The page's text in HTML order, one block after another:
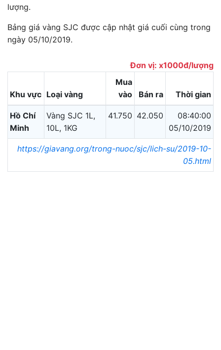
lượng.
Bảng giá vàng SJC được cập nhật giá cuối cùng trong
ngày 05/10/2019.
Đơn vị: x1000đ/lượng
Khu vực Loại vàng
Mua
vào
Bán ra Thời gian
Hồ Chí
Minh
Vàng SJC 1L,
10L, 1KG
41.750 42.050
08:40:00
05/10/2019
https://giavang.org/trong-nuoc/sjc/lich-su/2019-10-
05.html